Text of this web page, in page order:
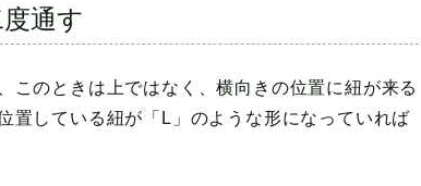
通す
このときは上ではなく、横向きの位置に紐が来る
置している紐が「L」のような形になっていれば